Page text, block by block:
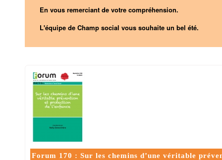
En vous remerciant de votre compréhension.
L'équipe de Champ social vous souhaite un bel été.
Forum 170 : Sur les chemins d’une véritable